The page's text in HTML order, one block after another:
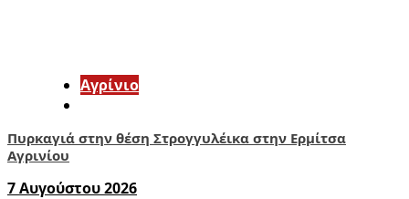
Aγρίνιο
Πυρκαγιά στην θέση Στρογγυλέικα στην Ερμίτσα
Αγρινίου
7 Αυγούστου 2026